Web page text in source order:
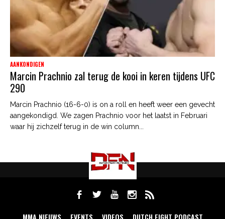
AANKONDIGEN
Marcin Prachnio zal terug de kooi in keren tijdens UFC
290
Marcin Prachnio (16-6-0) is on a roll en heeft weer een gevecht
aangekondigd. We zagen Prachnio voor het laatst in Februari
waar hij zichzelf terug in de win column...
MMA NIEUWS EVENTS VIDEOS DUTCH FIGHT PODCAST